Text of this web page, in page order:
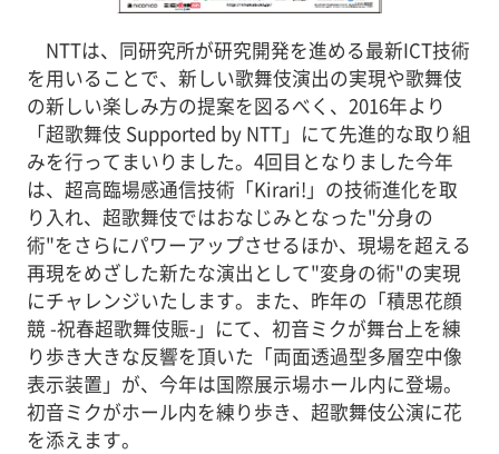
NTTは、同研究所が研究開発を進める最新ICT技術
を用いることで、新しい歌舞伎演出の実現や歌舞伎
の新しい楽しみ方の提案を図るべく、2016年より
「超歌舞伎 Supported by NTT」にて先進的な取り組
みを行ってまいりました。4回目となりました今年
は、超高臨場感通信技術「Kirari!」の技術進化を取
り入れ、超歌舞伎ではおなじみとなった"分身の
術"をさらにパワーアップさせるほか、現場を超える
再現をめざした新たな演出として"変身の術"の実現
にチャレンジいたします。また、昨年の「積思花顔
競 -祝春超歌舞伎賑-」にて、初音ミクが舞台上を練
り歩き大きな反響を頂いた「両面透過型多層空中像
表示装置」が、今年は国際展示場ホール内に登場。
初音ミクがホール内を練り歩き、超歌舞伎公演に花
を添えます。